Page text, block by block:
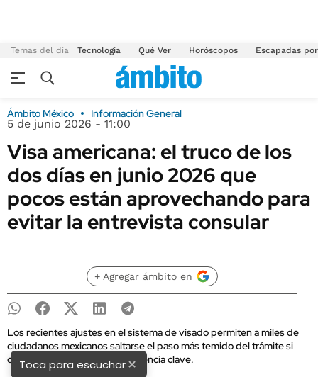
Temas del día Tecnología Qué Ver Horóscopos Escapadas
Ámbito México Información General
5 de junio 2026 - 11:00
Visa americana: el truco de los
dos días en junio 2026 que
pocos están aprovechando para
evitar la entrevista consular
+ Agregar ámbito en
Los recientes ajustes en el sistema de visado permiten a miles de
ciudadanos mexicanos saltarse el paso más temido del trámite si
cumplen con el periodo de vigencia clave.
Toca para escuchar×